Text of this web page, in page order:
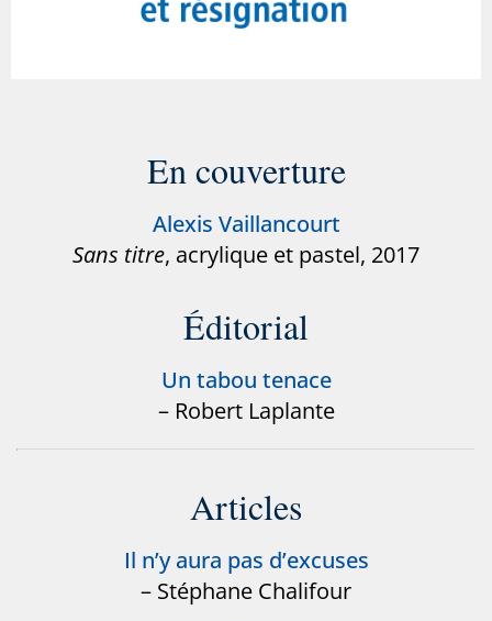
En couverture
Alexis Vaillancourt
Sans titre, acrylique et pastel, 2017
Éditorial
Un tabou tenace
– Robert Laplante
Articles
Il n’y aura pas d’excuses
– Stéphane Chalifour